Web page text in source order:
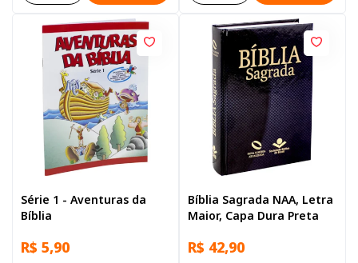
Série 1 - Aventuras da
Bíblia
R$ 5,90
Bíblia Sagrada NAA, Letra
Maior, Capa Dura Preta
R$ 42,90